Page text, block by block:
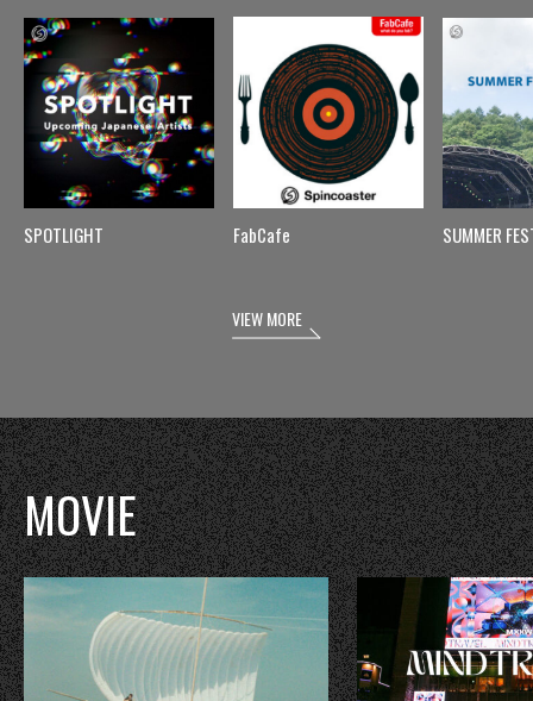
SPOTLIGHT FabCafe SUMMER
VIEW MORE
MOVIE